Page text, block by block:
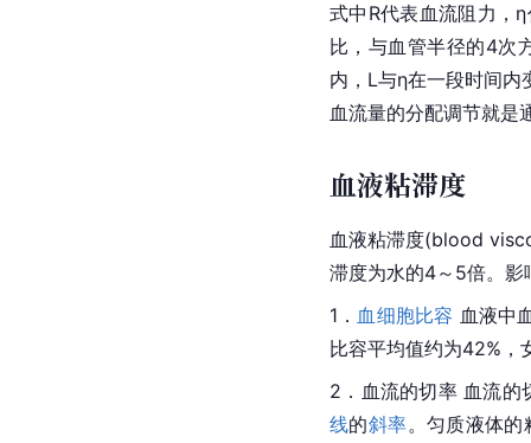
式中R代表血流阻力，
比，与血管半径的4次
内，L与η在一段时间
血流量的分配调节就是
血液粘滞度
血液粘滞度(blood
滞度为水的4～5倍。影
1． 血细胞比容 血液中
比容平均值约为42%，
2．血流的切率 血流
线的斜率。匀质液体